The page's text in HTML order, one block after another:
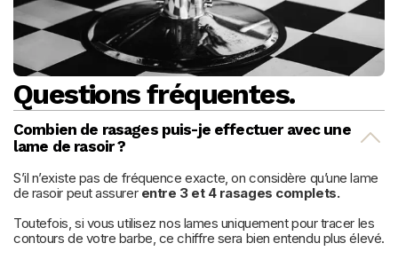
Questions fréquentes.
Combien de rasages puis-je effectuer avec une
lame de rasoir ?
S’il n’existe pas de fréquence exacte, on considère qu’une lame
de rasoir peut assurer entre 3 et 4 rasages complets.
Toutefois, si vous utilisez nos lames uniquement pour tracer les
contours de votre barbe, ce chiffre sera bien entendu plus élevé.